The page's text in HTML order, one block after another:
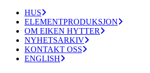
HUS
ELEMENTPRODUKSJON
OM EIKEN HYTTER
NYHETSARKIV
KONTAKT OSS
ENGLISH